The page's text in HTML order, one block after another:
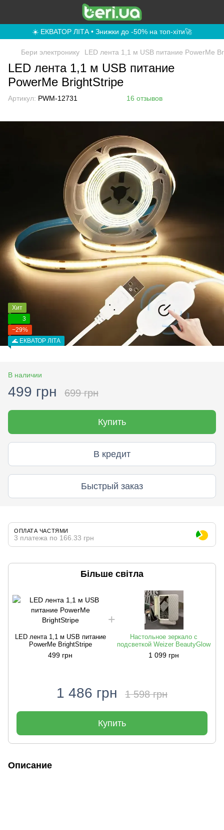
☀️ ЕКВАТОР ЛІТА • Знижки до -50% на топ-хіти🚀
Бери электронику LED лента 1,1 м USB питание PowerMe
LED лента 1,1 м USB питание
PowerMe BrightStripe
Артикул: PWM-12731 16 отзывов
Хит
3
−29%
🌊 ЕКВАТОР ЛІТА
В наличии
499 грн 699 грн
Купить
В кредит
Быстрый заказ
ОПЛАТА ЧАСТЯМИ
3 платежа по 166.33 грн
Більше світла
LED лента 1,1 м USB питание
PowerMe BrightStripe
499 грн
Настольное зеркало с
подсветкой Weizer BeautyGlow
1 099 грн
1 486 грн 1 598 грн
Купить
Описание